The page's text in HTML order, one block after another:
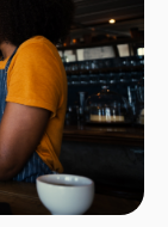
연착륙에 대한
주간 상승세를 보이며
는 배럴당 77달러로
소폭 상승.